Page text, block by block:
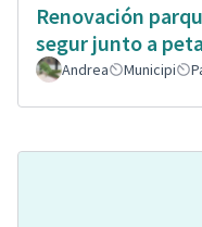
Renovación
segur junto a
Andrea Municipi